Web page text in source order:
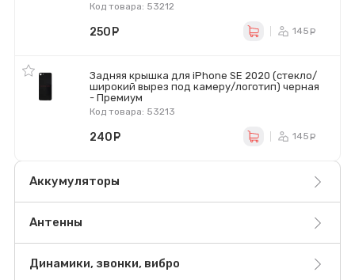
Код товара: 53212
250 145
Задняя крышка для iPhone SE 2020 (стекло/
широкий вырез под камеру/логотип) черная
- Премиум
Код товара: 53213
240 145
Аккумуляторы
Антенны
Динамики, звонки, вибро